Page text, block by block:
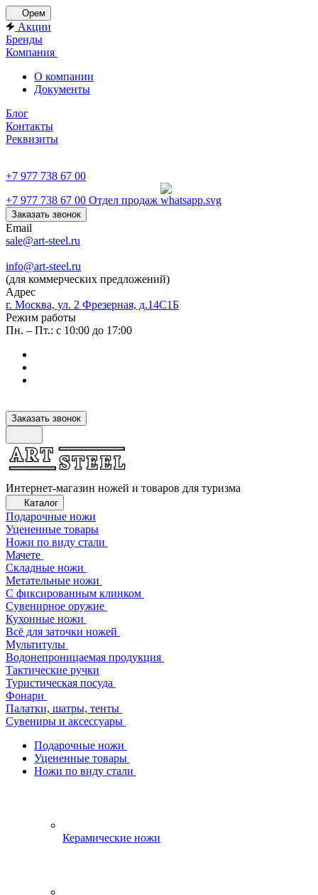
Орем
Акции
Бренды
Компания
О компании
Документы
Блог
Контакты
Реквизиты
+7 977 738 67 00
+7 977 738 67 00 Отдел продаж
Заказать звонок
Email
sale@art-steel.ru
info@art-steel.ru
(для коммерческих предложений)
Адрес
г. Москва, ул. 2 Фрезерная, д.14С1Б
Режим работы
Пн. – Пт.: с 10:00 до 17:00
Заказать звонок
Интернет-магазин ножей и товаров для туризма
Каталог
Подарочные ножи
Уцененные товары
Ножи по виду стали
Мачете
Складные ножи
Метательные ножи
С фиксированным клинком
Сувенирное оружие
Кухонные ножи
Всё для заточки ножей
Мультитулы
Водонепроницаемая продукция
Тактические ручки
Туристическая посуда
Фонари
Палатки, шатры, тенты
Сувениры и аксессуары
Подарочные ножи
Уцененные товары
Ножи по виду стали
Керамические ножи